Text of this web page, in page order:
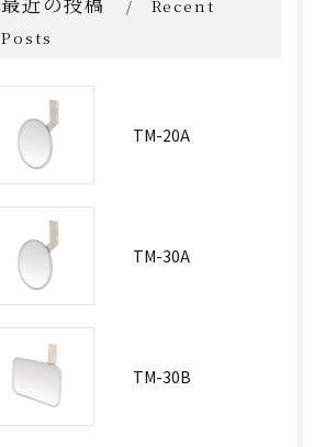
Recent
Posts
TM-20A
TM-30A
TM-30B